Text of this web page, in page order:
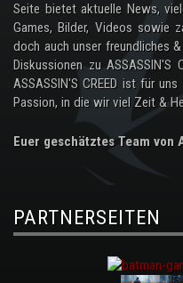
Seite bietet aktuelle News,
Games, Bilder, Videos sowie
doch auch unser freundliches
Diskussionen zu ASSASSIN'S
ASSASSIN'S CREED ist für
Passion, in die wir viel Zeit &
Euer geschätztes Team von
PARTNERSEITEN